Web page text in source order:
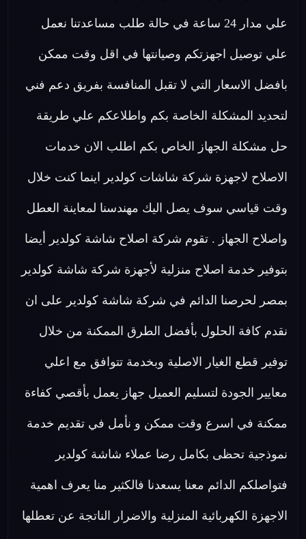
علي مدار 24 ساعة في حالة طلب مساعدتنا نعمل
علي توصيل اجهزتكم وصيانتها في اقل وقت ممكن
بافضل الاسعار التي لا تقبل المنافسة بفريق دعم فني
لتحديد المشكلة الخاصة بكم واطلاعكم علي طريقة
حل مشكلة الجهاز الخاص بكم اطلب الان خدمات
الاصلاح لاجهزة شركة شاشات كولدير اينما كنت خلال
وقت قياسي سوف يصل اليك مهندسنا لمعاينة العطل
واصلاح الجهاز . تقوم شركة اصلاح شاشة كولدير أيضا
بتوفير خدمة اصلاح منزلية لأجهزة شركة شاشة كولدير
بمصر لحرصنا الدائم في شركة شاشة كولدير على ان
نقدم كافة الحلول بأفضل الطرق الممكنة من خلال
توفير قطع الغيار الاصلية وبخدمة تتوافق مع اعلي
معايير الجودة لتسليم العميل جهاز يعمل بأقصي كفاءة
ممكنة في اسرع وقت ممكن و نأمل في تقديم خدمة
نموذجية تحظى بكامل رضا عملاء شاشة كولدير
فتواصلكم الدائم معنا يسعدنا فالكثير منا يعرف اهمية
الاجهزة الكهربائية المنزلية والاضرار الناتجة عن تعطلها